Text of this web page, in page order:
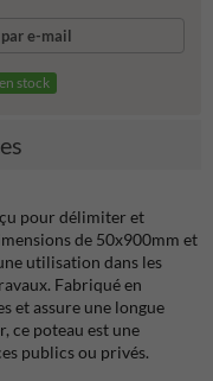
e-mail
stock
pour délimiter et
de 50x900mm et
utilisation dans les
Fabriqué en
et assure une longue
ce poteau est une
publics ou privés.